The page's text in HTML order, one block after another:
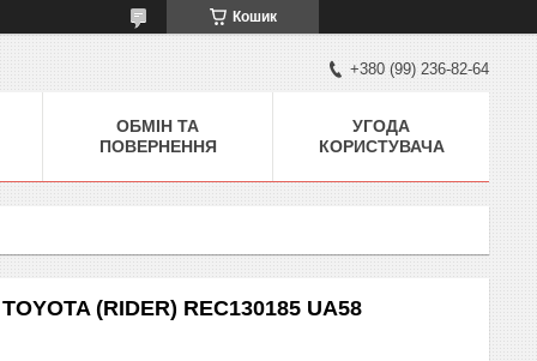
Кошик
+380 (99) 236-82-64
ОБМІН ТА
ПОВЕРНЕННЯ
УГОДА
КОРИСТУВАЧА
(RIDER) REC130185 UA58